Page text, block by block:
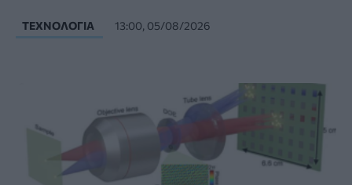
ΤΕΧΝΟΛΟΓΊΑ 13:00, 05/08/2026